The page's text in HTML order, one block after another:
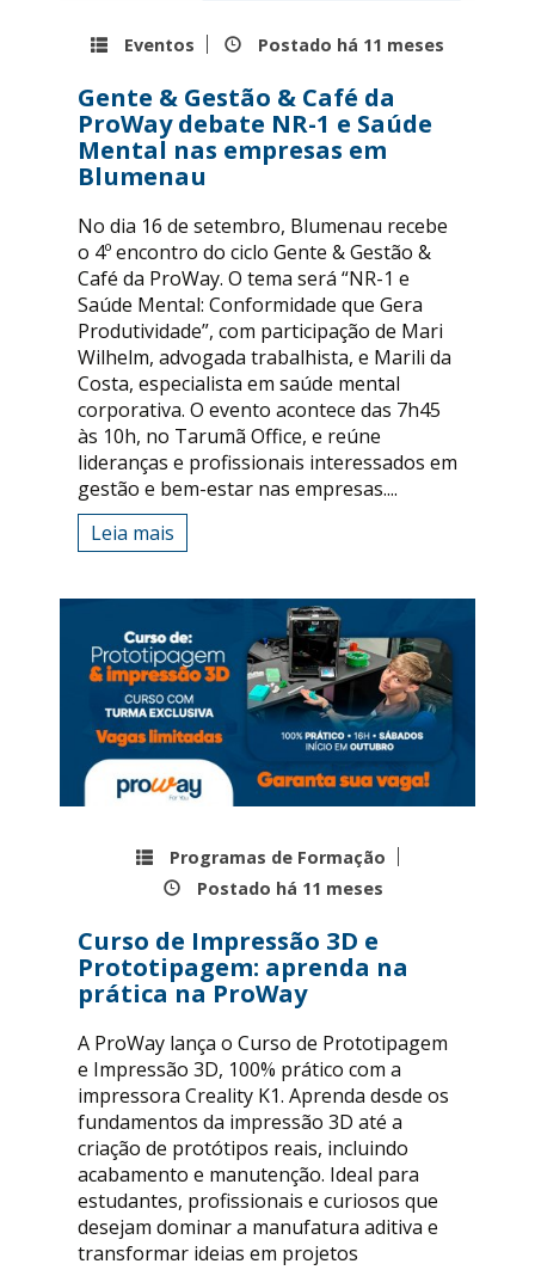
Eventos Postado há 11 meses
Gente & Gestão & Café da
ProWay debate NR-1 e Saúde
Mental nas empresas em
Blumenau
No dia 16 de setembro, Blumenau recebe
o 4º encontro do ciclo Gente & Gestão &
Café da ProWay. O tema será “NR-1 e
Saúde Mental: Conformidade que Gera
Produtividade”, com participação de Mari
Wilhelm, advogada trabalhista, e Marili da
Costa, especialista em saúde mental
corporativa. O evento acontece das 7h45
às 10h, no Tarumã Office, e reúne
lideranças e profissionais interessados em
gestão e bem-estar nas empresas....
Leia mais
Programas de Formação
Postado há 11 meses
Curso de Impressão 3D e
Prototipagem: aprenda na
prática na ProWay
A ProWay lança o Curso de Prototipagem
e Impressão 3D, 100% prático com a
impressora Creality K1. Aprenda desde os
fundamentos da impressão 3D até a
criação de protótipos reais, incluindo
acabamento e manutenção. Ideal para
estudantes, profissionais e curiosos que
desejam dominar a manufatura aditiva e
transformar ideias em projetos